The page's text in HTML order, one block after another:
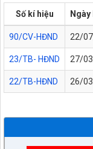
Số kí hiệu Ngày
90/CV-HĐND 22/
23/TB- HĐND 27/
22/TB-HĐND 26/